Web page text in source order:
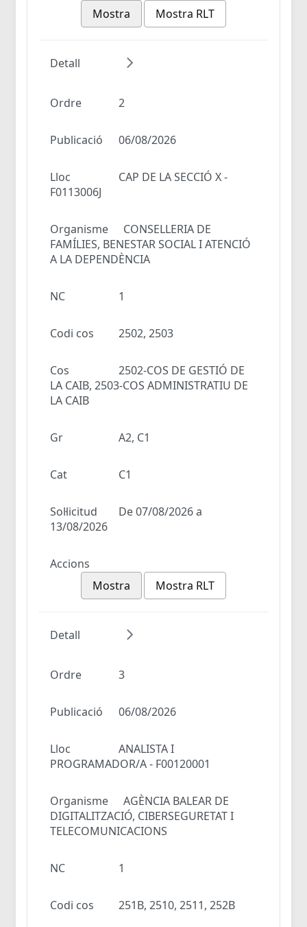
Mostra
Mostra RLT
Detall
Ordre 2
Publicació 06/08/2026
Lloc
CAP DE LA SECCIÓ X -
F0113006J
Organisme
CONSELLERIA DE
FAMÍLIES, BENESTAR SOCIAL I ATENCIÓ
A LA DEPENDÈNCIA
NC 1
Codi cos 2502, 2503
Cos
2502-COS DE GESTIÓ DE
LA CAIB, 2503-COS ADMINISTRATIU DE
LA CAIB
Gr A2, C1
Cat C1
Sol·licitud
De 07/08/2026 a
13/08/2026
Accions
Mostra
Mostra RLT
Detall
Ordre 3
Publicació 06/08/2026
Lloc
ANALISTA I
PROGRAMADOR/A - F00120001
Organisme
AGÈNCIA BALEAR DE
DIGITALITZACIÓ, CIBERSEGURETAT I
TELECOMUNICACIONS
NC 1
Codi cos 251B, 2510, 2511, 252B